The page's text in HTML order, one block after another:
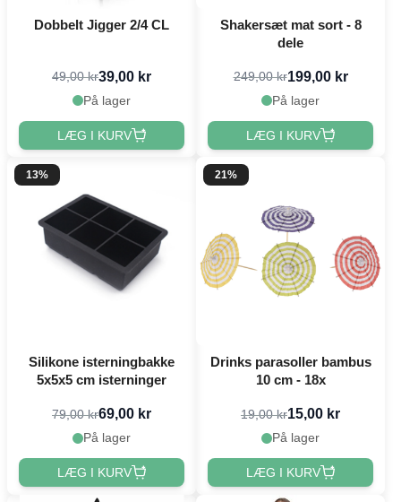
Dobbelt Jigger 2/4 CL
49,00 kr39,00 kr
På lager
LÆG I KURV
Shakersæt mat sort - 8
dele
249,00 kr199,00 kr
På lager
LÆG I KURV
13%
Silikone isterningbakke
5x5x5 cm isterninger
79,00 kr69,00 kr
På lager
LÆG I KURV
21%
Drinks parasoller bambus
10 cm - 18x
19,00 kr15,00 kr
På lager
LÆG I KURV